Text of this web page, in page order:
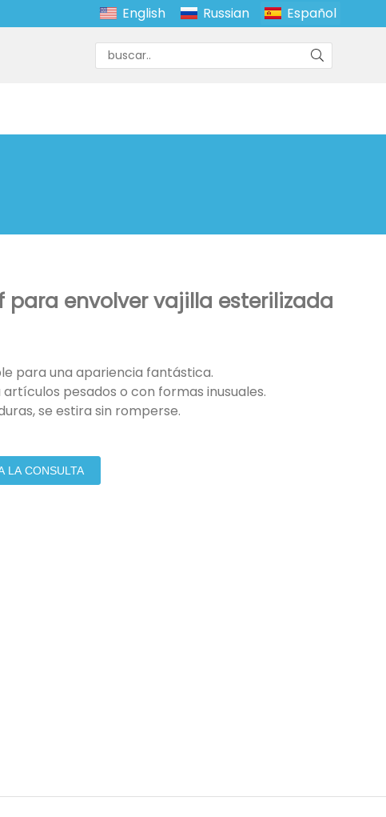
English Russian Español
envolver vajilla esterilizada
para una apariencia fantástica.
pesados ​​o con formas inusuales.
se estira sin romperse.
LA CONSULTA